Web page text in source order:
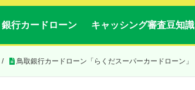
銀行カードローン キャッシング審査豆知識
/ 鳥取銀行カードローン「らくだスーパーカードローン」